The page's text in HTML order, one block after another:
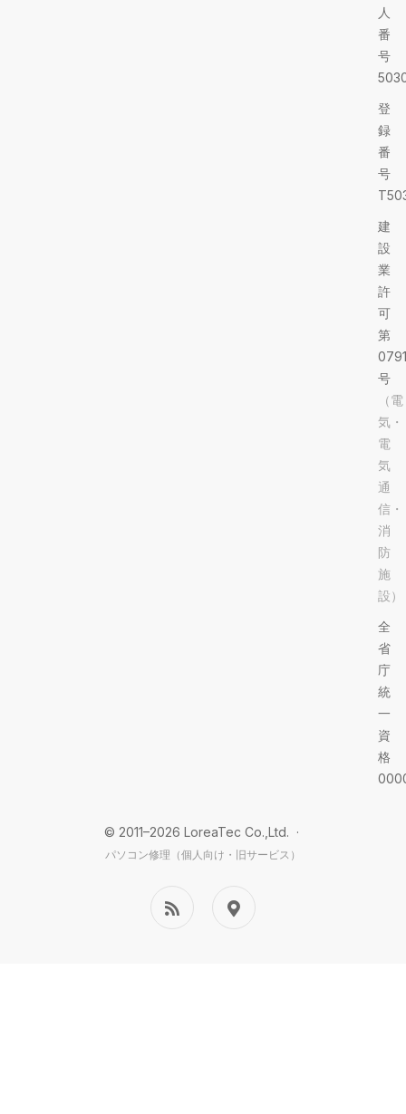
人
番
号
登
録
番
号
建
設
業
許
可
第
号
（電
気・
電
気
通
信・
消
防
施
設）
全
省
庁
統
一
資
格
© 2011–2026 LoreaTec Co.,Ltd. ·
パソコン修理（個人向け・旧サービス）